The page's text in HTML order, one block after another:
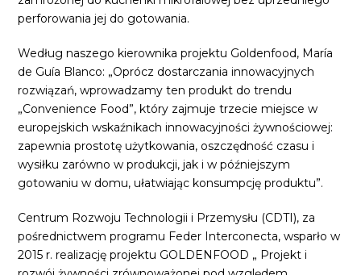
perforowania jej do gotowania.
Według naszego kierownika projektu Goldenfood, María
de Guía Blanco: „Oprócz dostarczania innowacyjnych
rozwiązań, wprowadzamy ten produkt do trendu
„Convenience Food”, który zajmuje trzecie miejsce w
europejskich wskaźnikach innowacyjności żywnościowej:
zapewnia prostotę użytkowania, oszczędność czasu i
wysiłku zarówno w produkcji, jak i w późniejszym
gotowaniu w domu, ułatwiając konsumpcję produktu”.
Centrum Rozwoju Technologii i Przemysłu (CDTI), za
pośrednictwem programu Feder Interconecta, wsparło w
2015 r. realizację projektu GOLDENFOOD „ Projekt i